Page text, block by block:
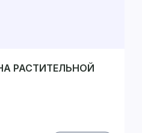
РАСТИТЕЛЬНОЙ